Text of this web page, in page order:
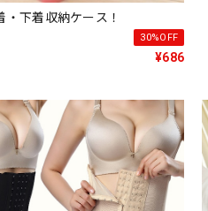
下着収納ケース！
30%OFF
¥686